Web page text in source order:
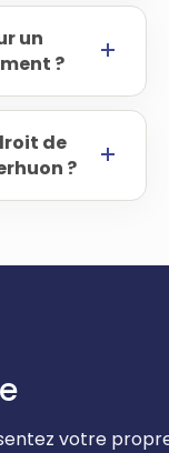
un
?
de
?
votre